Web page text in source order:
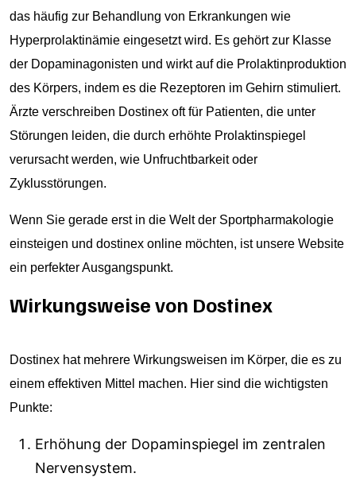
das häufig zur Behandlung von Erkrankungen wie
Hyperprolaktinämie eingesetzt wird. Es gehört zur Klasse
der Dopaminagonisten und wirkt auf die Prolaktinproduktion
des Körpers, indem es die Rezeptoren im Gehirn stimuliert.
Ärzte verschreiben Dostinex oft für Patienten, die unter
Störungen leiden, die durch erhöhte Prolaktinspiegel
verursacht werden, wie Unfruchtbarkeit oder
Zyklusstörungen.
Wenn Sie gerade erst in die Welt der Sportpharmakologie
einsteigen und dostinex online möchten, ist unsere Website
ein perfekter Ausgangspunkt.
Wirkungsweise von Dostinex
Dostinex hat mehrere Wirkungsweisen im Körper, die es zu
einem effektiven Mittel machen. Hier sind die wichtigsten
Punkte:
Erhöhung der Dopaminspiegel im zentralen
Nervensystem.